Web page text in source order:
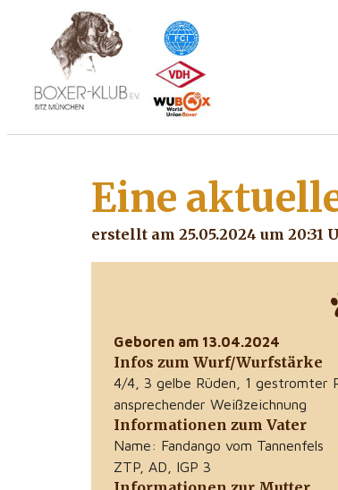
Eine
erstellt am 25.05.2024 um 20:31
Geboren am 13.04.2024
Infos zum Wurf/Wurfstärke
4/4, 3 gelbe Rüden, 1 gestromter
ansprechender Weißzeichnung
Informationen zum Vater
Name: Fandango vom Tannenfels
ZTP, AD, IGP 3